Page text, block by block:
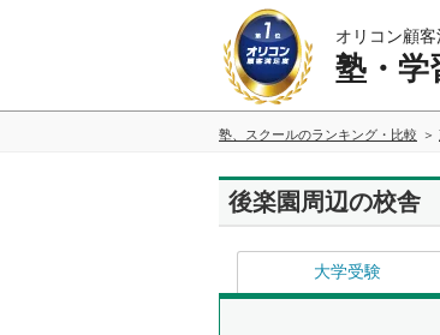
オリコン顧
塾・学
塾、スクールのランキング・比較
後楽園周辺の校舎
大学受験